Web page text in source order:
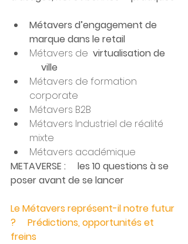
Métavers d’engagement de
marque dans le retail
Métavers de virtualisation de
     ville
Métavers de formation
corporate
Métavers B2B
Métavers Industriel de réalité
mixte
Métavers académique
METAVERSE :     les 10 questions à se
poser avant de se lancer
Le Métavers représent-il notre futur
?     Prédictions, opportunités et
freins